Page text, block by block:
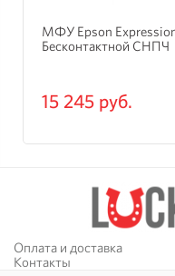
МФУ Epson
Бесконтактной СНПЧ
15 245 руб.
Оплата и доставка
Контакты